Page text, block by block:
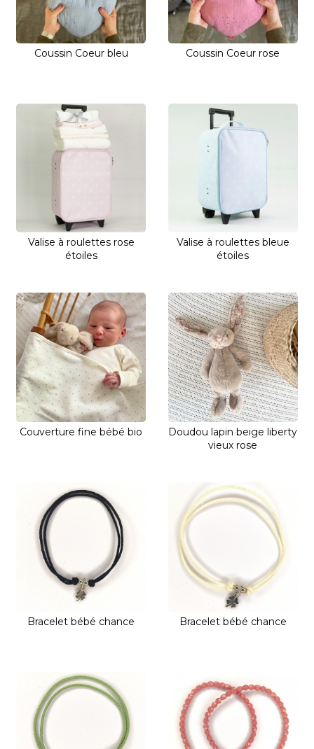
Coussin Coeur bleu Coussin Coeur rose
Valise à roulettes rose
étoiles
Valise à roulettes bleue
étoiles
Couverture fine bébé bio
Doudou lapin beige liberty
vieux rose
Bracelet bébé chance Bracelet bébé chance